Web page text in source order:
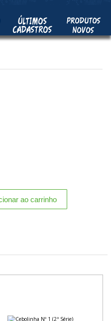
ÚLTIMOS
CADASTROS
PRODUTOS
NOVOS